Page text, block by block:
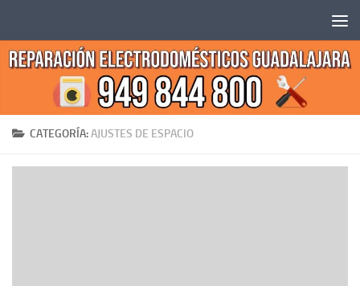
CATEGORÍA:AJUSTES DE ESPACIO